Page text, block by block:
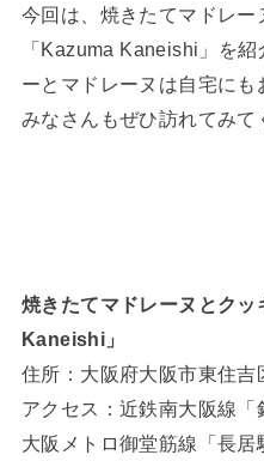
今回は、焼きたてマドレー
「Kazuma Kaneishi」を
ーとマドレーヌは自宅にも
みなさんもぜひ訪れてみて
焼きたてマドレーヌとク
Kaneishi」
住所：大阪府大阪市東住吉
アクセス：近鉄南大阪線「
大阪メトロ御堂筋線「長